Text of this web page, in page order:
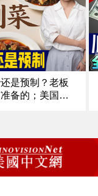
是预制？老板
备的；美国